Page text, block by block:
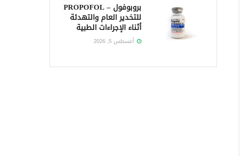
بروبوفول – PROPOFOL
للتخدير العام والتهدئة
أثناء الإجراءات الطبية
أغسطس 5, 2026